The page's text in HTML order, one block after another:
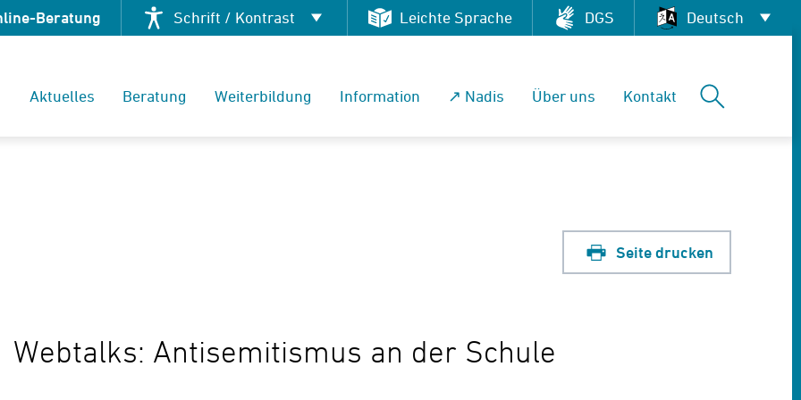
Beratung Schrift / Kontrast
Schrift vergrößern
Leichte Sprache DGS Deutsch
العربية
Pусский
Tiếng Việt
Aktuelles Beratung Weiterbildung Information ↗ Nadis Über uns Kontakt
Seite drucken
Webtalks: Antisemitismus an der Schule